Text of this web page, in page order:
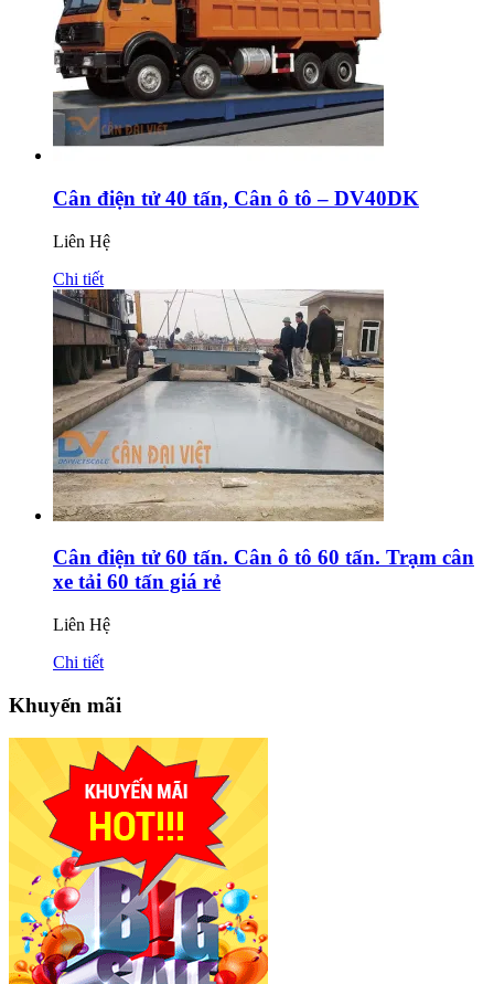
Cân điện tử 40 tấn, Cân ô tô – DV40DK
Liên Hệ
Chi tiết
Cân điện tử 60 tấn. Cân ô tô 60 tấn. Trạm cân
xe tải 60 tấn giá rẻ
Liên Hệ
Chi tiết
Khuyến mãi